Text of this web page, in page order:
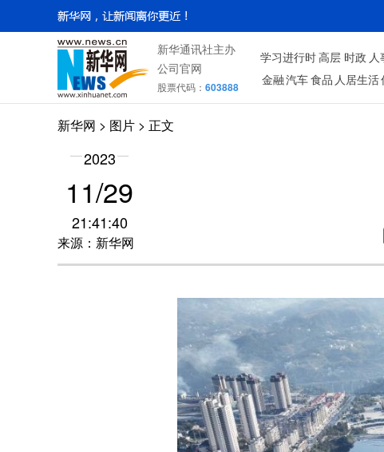
新华通讯社主办
公司官网
股票代码： 603888
学习进行时 高层 时政 人
金融 汽车 食品 人居生活
新华网 > 图片 > 正文
2023
11/29
21:41:40
来源：新华网